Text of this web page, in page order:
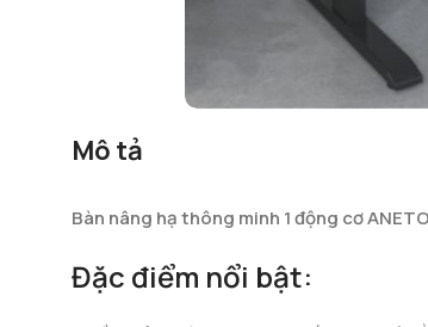
Mô tả
Bàn nâng hạ thông minh 1 động cơ
Đặc điểm nổi bật: